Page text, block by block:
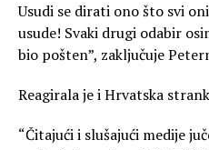
Usudi se dirati ono što svi
usude! Svaki drugi odabir
bio pošten”, zaključuje
Reagirala je i Hrvatska
“Čitajući i slušajući medije